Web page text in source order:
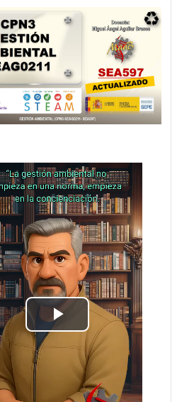
Play
Video